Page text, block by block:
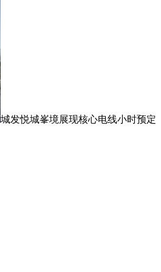
城发悦城峯境展现核心电线小时预定